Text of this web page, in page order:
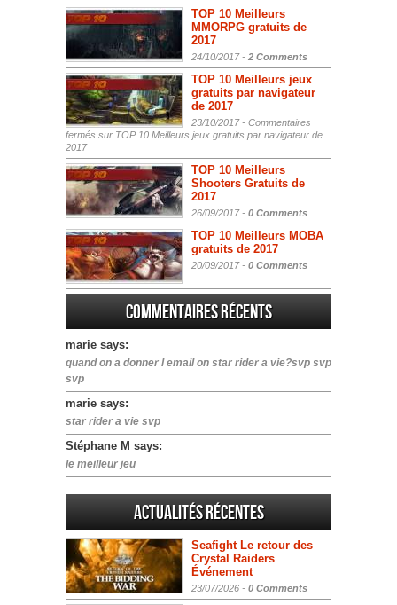
TOP 10 Meilleurs
MMORPG gratuits de
2017
24/10/2017 - 2 Comments
TOP 10 Meilleurs jeux
gratuits par navigateur
de 2017
23/10/2017 - Commentaires
fermés sur TOP 10 Meilleurs jeux gratuits par navigateur de
2017
TOP 10 Meilleurs
Shooters Gratuits de
2017
26/09/2017 - 0 Comments
TOP 10 Meilleurs MOBA
gratuits de 2017
20/09/2017 - 0 Comments
Commentaires récents
marie says:
quand on a donner l email on star rider a vie?svp svp
svp
marie says:
star rider a vie svp
Stéphane M says:
le meilleur jeu
Actualités Récentes
Seafight Le retour des
Crystal Raiders
Événement
23/07/2026 - 0 Comments